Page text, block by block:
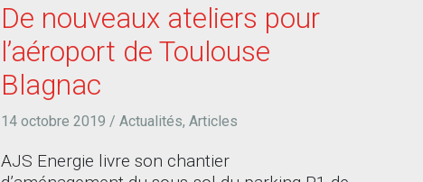
De nouveaux ateliers pour
l’aéroport de Toulouse
Blagnac
14 octobre 2019 / Actualités, Articles
AJS Energie livre son chantier